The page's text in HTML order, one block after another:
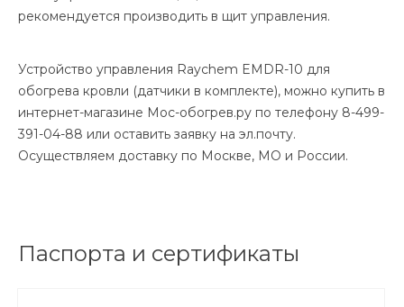
рекомендуется производить в щит управления.
Устройство управления Raychem EMDR-10 для
обогрева кровли (датчики в комплекте), можно купить в
интернет-магазине Мос-обогрев.ру по телефону 8-499-
391-04-88 или оставить заявку на эл.почту.
Осуществляем доставку по Москве, МО и России.
Паспорта и сертификаты